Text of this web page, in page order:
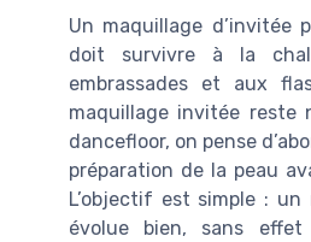
Un maquillage d’invitée
doit survivre à la
embrassades et aux
maquillage invitée reste
dancefloor, on pense
préparation de la peau
L’objectif est simple :
évolue bien, sans